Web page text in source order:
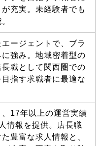
充実。未経験者でも
ージェントで、ブラ
強み。地域密着型の
職として関西圏での
指す求職者に最適な
17年以上の運営実績
情報を提供。店長職
豊富な求人情報と、